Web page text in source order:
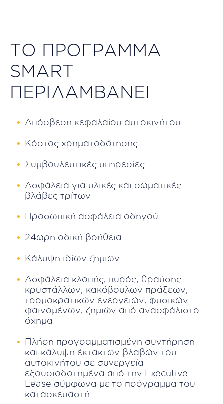
ΤΟ ΠΡΟΓΡΑΜΜΑ
SMART
ΠΕΡΙΛΑΜΒΑΝΕΙ
Απόσβεση κεφαλαίου αυτοκινήτου
Κόστος χρηματοδότησης
Συμβουλευτικές υπηρεσίες
Ασφάλεια για υλικές και σωματικές
βλάβες τρίτων
Προσωπική ασφάλεια οδηγού
24ωρη οδική βοήθεια
Κάλυψη ιδίων ζημιών
Ασφάλεια κλοπής, πυρός, θραύσης
κρυστάλλων, κακόβουλων πράξεων,
τρομοκρατικών ενεργειών, φυσικών
φαινομένων, ζημιών από ανασφάλιστο
όχημα
Πλήρη προγραμματισμένη συντήρηση
και κάλυψη έκτακτων βλαβών του
αυτοκινήτου σε συνεργεία
εξουσιοδοτημένα από την Executive
Lease σύμφωνα με το πρόγραμμα του
κατασκευαστή